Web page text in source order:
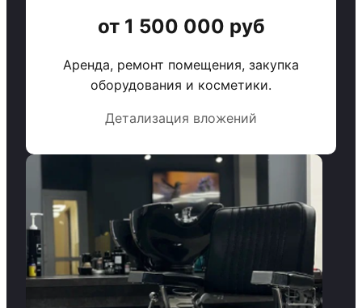
от 1 500 000 руб
Аренда, ремонт помещения, закупка
оборудования и косметики.
Детализация вложений